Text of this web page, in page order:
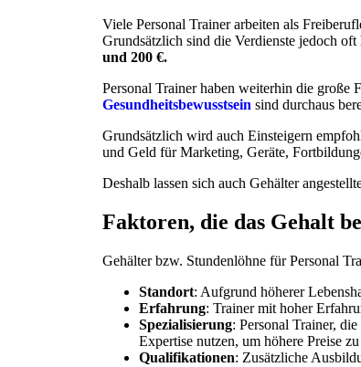
Viele Personal Trainer arbeiten als
Grundsätzlich sind die Verdienste jedoch
und 200 €.
Personal Trainer haben weiterhin die große
Gesundheitsbewusstsein sind durchaus
Grundsätzlich wird auch Einsteigern
und Geld für Marketing, Geräte,
Deshalb lassen sich auch Gehälter
Faktoren, die das Gehalt
Gehälter bzw. Stundenlöhne für Personal
Standort: Aufgrund höherer
Erfahrung: Trainer mit hoher
Spezialisierung: Personal Trainer,
Expertise nutzen, um höhere Preise
Qualifikationen: Zusätzliche